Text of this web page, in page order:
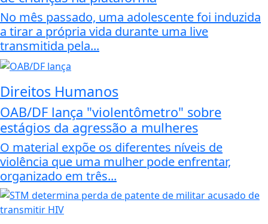
No mês passado, uma adolescente foi induzida
a tirar a própria vida durante uma live
transmitida pela...
Direitos Humanos
OAB/DF lança "violentômetro" sobre
estágios da agressão a mulheres
O material expõe os diferentes níveis de
violência que uma mulher pode enfrentar,
organizado em três...